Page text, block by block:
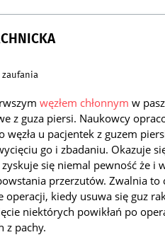
węzłem chłonnym w
z guza piersi. Naukowcy
u pacjentek z guzem
go i zbadaniu. Okazuje
się niemal pewność że i
przerzutów. Zwalnia to
operacji, kiedy usuwa się guz
niektórych powikłań po
z pachy.